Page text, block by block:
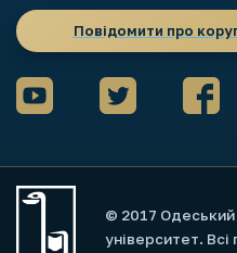
Повідомити про
© 2017 Одеський
університет. Всі